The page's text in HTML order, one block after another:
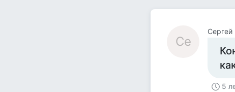
Се
Сергей
5